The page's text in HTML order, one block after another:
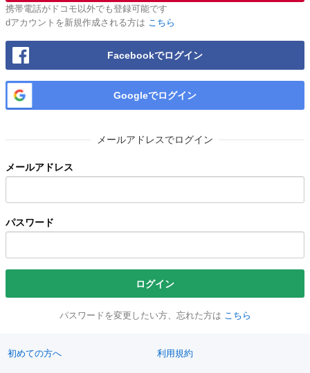
携帯電話がドコモ以外でも登録可能です
dアカウントを新規作成される方は こちら
Facebookでログイン
Googleでログイン
メールアドレスでログイン
メールアドレス
パスワード
ログイン
パスワードを変更したい方、忘れた方は こちら
初めての方へ 利用規約